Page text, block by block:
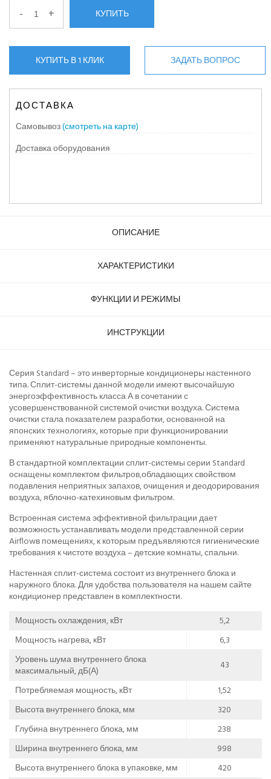
- + КУПИТЬ
КУПИТЬ В 1 КЛИК ЗАДАТЬ ВОПРОС
ДОСТАВКА
Самовывоз(смотреть на карте)
Доставка оборудования
ОПИСАНИЕ
ХАРАКТЕРИСТИКИ
ФУНКЦИИ И РЕЖИМЫ
ИНСТРУКЦИИ
Серия Standard – это инверторные кондиционеры настенного
типа. Сплит-системы данной модели имеют высочайшую
энергоэффективность класса А в сочетании с
усовершенствованной системой очистки воздуха. Система
очистки стала показателем разработки, основанной на
японских технологиях, которые при функционировании
применяют натуральные природные компоненты.
В стандартной комплектации сплит-системы серии Standard
оснащены комплектом фильтров,обладающих свойством
подавления неприятных запахов, очищения и деодорирования
воздуха, яблочно-катехиновым фильтром.
Встроенная система эффективной фильтрации дает
возможность устанавливать модели представленной серии
Airflowв помещениях, к которым предъявляются гигиенические
требования к чистоте воздуха – детские комнаты, спальни.
Настенная сплит-система состоит из внутреннего блока и
наружного блока. Для удобства пользователя на нашем сайте
кондиционер представлен в комплектности.
Мощность охлаждения, кВт
5,2
Мощность нагрева, кВт
6,3
Уровень шума внутреннего блока
максимальный, дБ(А)
43
Потребляемая мощность, кВт
1,52
Высота внутреннего блока, мм
320
Глубина внутреннего блока, мм
238
Ширина внутреннего блока, мм
998
Высота внутреннего блока в упаковке, мм
420